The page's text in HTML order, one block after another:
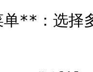
**：选择